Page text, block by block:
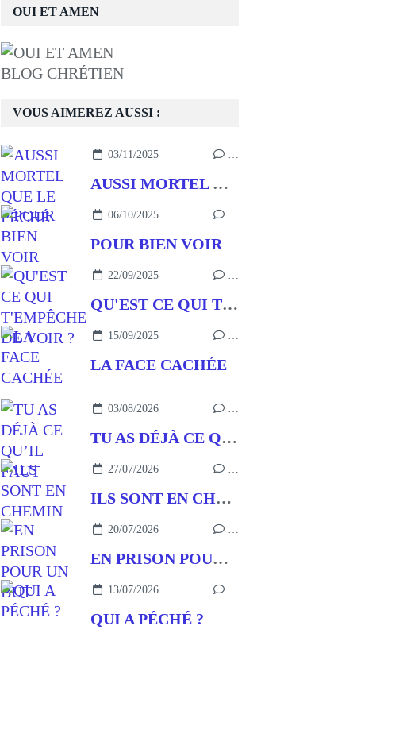
OUI ET AMEN
BLOG CHRÉTIEN
VOUS AIMEREZ AUSSI :
03/11/2025 …
AUSSI MORTEL QUE LE PÉCHÉ
06/10/2025 …
POUR BIEN VOIR
22/09/2025 …
QU'EST CE QUI T'EMPÊCHE DE VOIR ?
15/09/2025 …
LA FACE CACHÉE
03/08/2026 …
TU AS DÉJÀ CE QU’IL FAUT
27/07/2026 …
ILS SONT EN CHEMIN
20/07/2026 …
EN PRISON POUR UN BUT
13/07/2026 …
QUI A PÉCHÉ ?